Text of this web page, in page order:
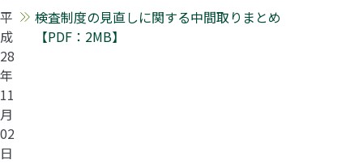
平
成
28
年
11
月
02
日
検査制度の見直しに関する中間取りまとめ
【PDF：2MB】